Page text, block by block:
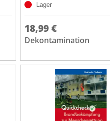
Lager
18,99 €
Dekontamination